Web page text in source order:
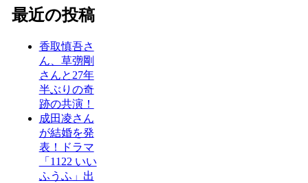
最近の投稿
香取慎吾さ
ん、草彅剛
さんと27年
半ぶりの奇
跡の共演！
成田凌さん
が結婚を発
表！ドラマ
「1122 いい
ふうふ」出